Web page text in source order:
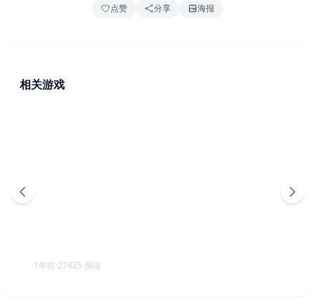
点赞 分享 海报
相关游戏
1年前·27425 阅读